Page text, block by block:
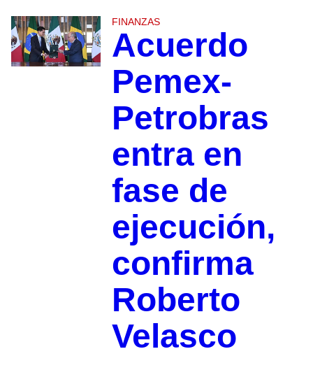
FINANZAS
Acuerdo
Pemex-
Petrobras
entra en
fase de
ejecución,
confirma
Roberto
Velasco